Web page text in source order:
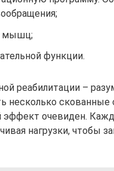
мышц;
функции.
реабилитации –
несколько
очевиден.
нагрузки, чтобы